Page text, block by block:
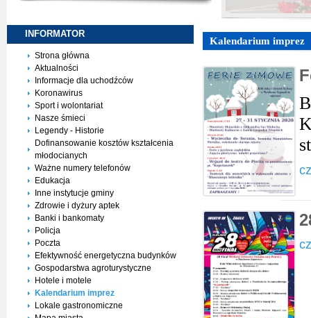
INFORMATOR
Strona główna
Aktualności
Informacje dla uchodźców
Koronawirus
Sport i wolontariat
Nasze śmieci
Legendy - Historie
Dofinansowanie kosztów kształcenia
młodocianych
Ważne numery telefonów
Edukacja
Inne instytucje gminy
Zdrowie i dyżury aptek
Banki i bankomaty
Policja
Poczta
Efektywność energetyczna budynków
Gospodarstwa agroturystyczne
Hotele i motele
Kalendarium imprez
Lokale gastronomiczne
Kalendarium imprez